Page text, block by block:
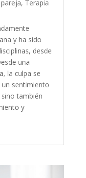
, Terapia
y ha sido
desde
una
la culpa se
sentimiento
también
y